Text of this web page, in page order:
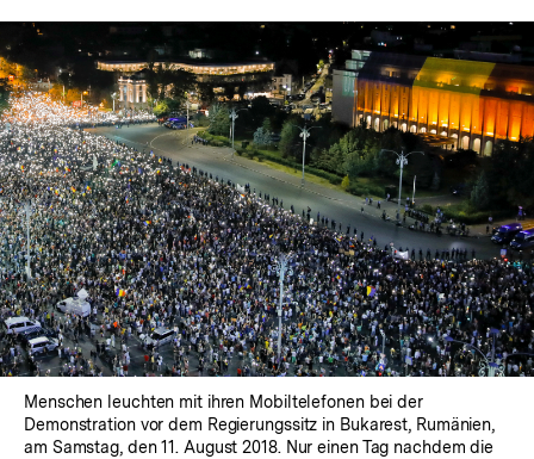
Menschen leuchten mit ihren Mobiltelefonen bei der
Demonstration vor dem Regierungssitz in Bukarest, Rumänien,
am Samstag, den 11. August 2018. Nur einen Tag nachdem die